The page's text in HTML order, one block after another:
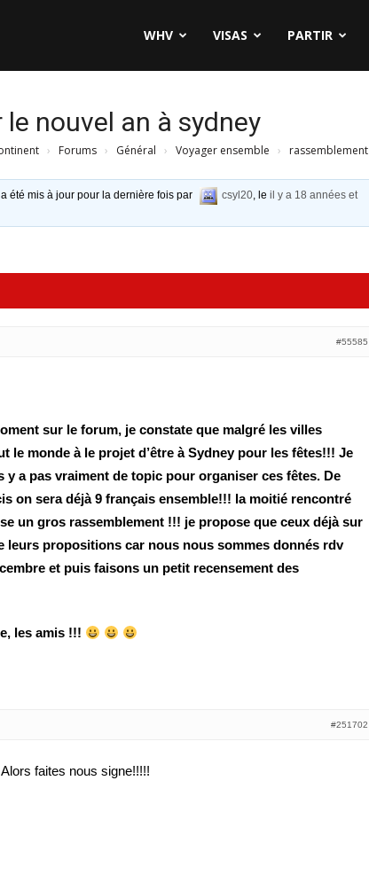
WHV VISAS PARTIR
nouvel an à sydney
› Forums › Général › Voyager ensemble ›
rassemblement
été mis à jour pour la dernière fois par csyl20, leil y a 18 années et
#55585
sur le forum, je constate que malgré les villes
le monde à le projet d’être à Sydney pour les fêtes!!! Je
y a pas vraiment de topic pour organiser ces fêtes. De
on sera déjà 9 français ensemble!!! la moitié rencontré
un gros rassemblement !!! je propose que ceux déjà sur
leurs propositions car nous nous sommes donnés rdv
et puis faisons un petit recensement des
les amis !!!
#251702
faites nous signe!!!!!